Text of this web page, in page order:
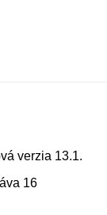
verzia 13.1.
16